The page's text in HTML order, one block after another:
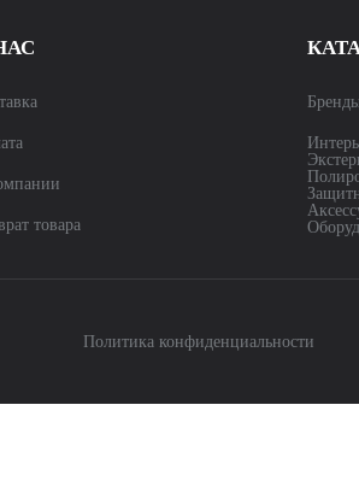
товара
Политика конфиденциальности